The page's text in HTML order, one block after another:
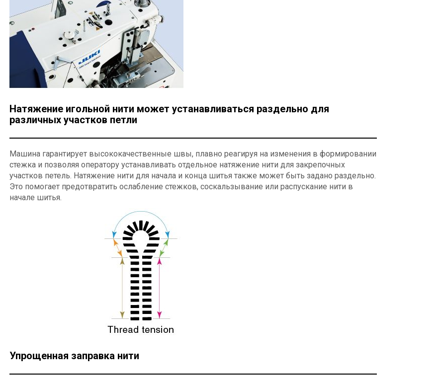
Натяжение игольной нити может устанавливаться раздельно для
различных участков петли
Машина гарантирует высококачественные швы, плавно реагируя на изменения в формировании
стежка и позволяя оператору устанавливать отдельное натяжение нити для закрепочных
участков петель. Натяжение нити для начала и конца шитья также может быть задано раздельно.
Это помогает предотвратить ослабление стежков, соскальзывание или распускание нити в
начале шитья.
Упрощенная заправка нити